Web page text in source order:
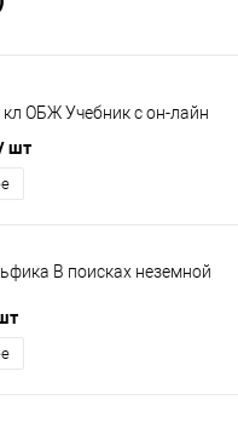
ОБЖ Учебник с он-лайн
шт
В поисках неземной